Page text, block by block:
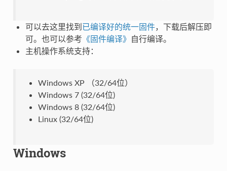
可以去这里找到已编译好的统一固件，下载后解压即
可。也可以参考 《固件编译》 自行编译。
主机操作系统支持：
Windows XP （32/64位）
Windows 7 (32/64位)
Windows 8 (32/64位)
Linux (32/64位)
Windows